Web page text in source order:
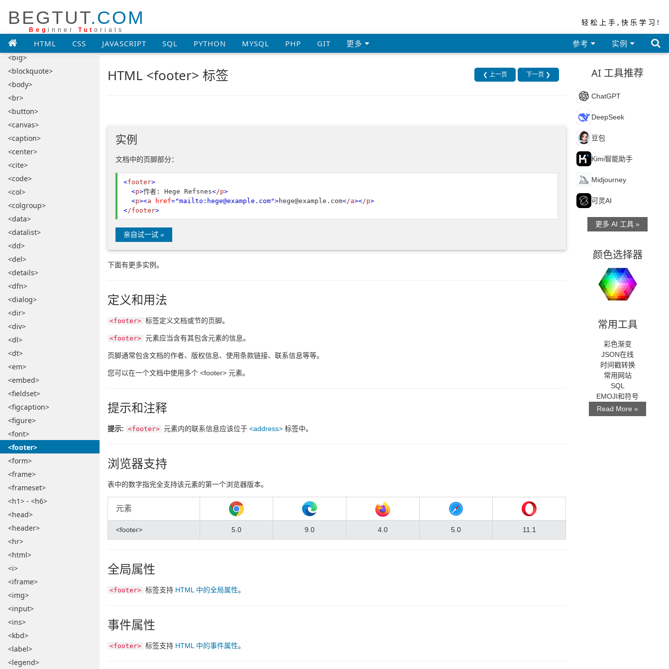
BEGTUT.COM
Beg inner Tut orials
轻松上手,快乐学习!
HTML CSS JAVASCRIPT SQL PYTHON MYSQL PHP GIT 更多 
实例
参考
<basefont>
<bdo>
<big>
<blockquote>
<body>
<br>
<button>
<canvas>
<caption>
<center>
<cite>
<code>
<col>
<colgroup>
<data>
<datalist>
<dd>
<del>
<details>
<dfn>
<dialog>
<dir>
<div>
<dl>
<dt>
<em>
<embed>
<fieldset>
<figcaption>
<figure>
<font>
<footer>
<form>
<frame>
<frameset>
<h1> - <h6>
<head>
<header>
<hr>
<html>
<i>
<iframe>
<img>
<input>
<ins>
<kbd>
<label>
<legend>
❮ 上一页 下一页 ❯
HTML <footer> 标签
实例
文档中的页脚部分：
<footer>
<p>作者: Hege Refsnes</p>
<p><a href="mailto:hege@example.com">hege@example.com</a></p>
</footer>
亲自试一试 »
下面有更多实例。
定义和用法
<footer> 标签定义文档或节的页脚。
<footer> 元素应当含有其包含元素的信息。
页脚通常包含文档的作者、版权信息、使用条款链接、联系信息等等。
您可以在一个文档中使用多个 <footer> 元素。
提示和注释
提示: <footer> 元素内的联系信息应该位于 <address> 标签中。
浏览器支持
表中的数字指完全支持该元素的第一个浏览器版本。
元素
<footer> 5.0 9.0 4.0 5.0 11.1
全局属性
<footer> 标签支持 HTML 中的全局属性。
事件属性
<footer> 标签支持 HTML 中的事件属性。
AI 工具推荐
C ChatGPT
D DeepSeek
豆 豆包
K Kimi智能助手
M Midjourney
可 可灵AI
更多 AI 工具 »
颜色选择器
常用工具
彩色渐变
JSON在线
时间戳转换
常用网站
SQL
EMOJI和符号
Read More »